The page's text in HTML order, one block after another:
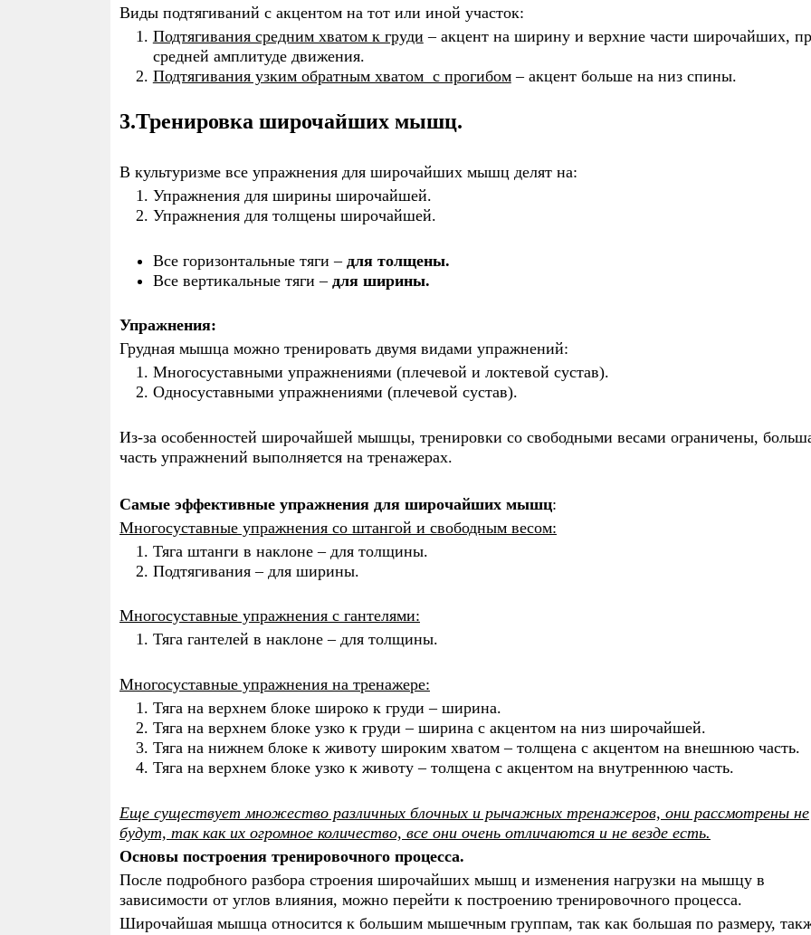
Виды подтягиваний с акцентом на тот или иной участок:
Подтягивания средним хватом к груди – акцент на ширину и верхние части широчайших,
средней амплитуде движения.
Подтягивания узким обратным хватом с прогибом– акцент больше на низ спины.
3.Тренировка широчайших мышц.
В культуризме все упражнения для широчайших мышц делят на:
Упражнения для ширины широчайшей.
Упражнения для толщены широчайшей.
Все горизонтальные тяги –для толщены.
Все вертикальные тяги – для ширины.
Упражнения:
Грудная мышца можно тренировать двумя видами упражнений:
Многосуставными упражнениями (плечевой и локтевой сустав).
Односуставными упражнениями (плечевой сустав).
Из-за особенностей широчайшей мышцы, тренировки со свободными весами ограничены,
часть упражнений выполняется на тренажерах.
Самые эффективные упражнения для широчайших мышц:
Многосуставные упражнения со штангой и свободным весом:
Тяга штанги в наклоне – для толщины.
Подтягивания – для ширины.
Многосуставные упражнения с гантелями:
Тяга гантелей в наклоне – для толщины.
Многосуставные упражнения на тренажере:
Тяга на верхнем блоке широко к груди – ширина.
Тяга на верхнем блоке узко к груди – ширина с акцентом на низ широчайшей.
Тяга на нижнем блоке к животу широким хватом – толщена с акцентом на внешнюю часть.
Тяга на верхнем блоке узко к животу – толщена с акцентом на внутреннюю часть.
Еще существует множество различных блочных и рычажных тренажеров, они рассмотрены не
будут, так как их огромное количество, все они очень отличаются и не везде есть.
Основы построения тренировочного процесса.
После подробного разбора строения широчайших мышц и изменения нагрузки на мышцу в
зависимости от углов влияния, можно перейти к построению тренировочного процесса.
Широчайшая мышца относится к большим мышечным группам, так как большая по размеру,